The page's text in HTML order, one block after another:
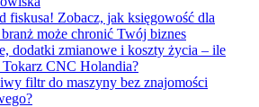
fiskusa! Zobacz, jak księgowość dla
może chronić Twój biznes
dodatki zmianowe i koszty życia – ile
Tokarz CNC Holandia?
filtr do maszyny bez znajomości